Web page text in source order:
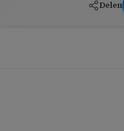
Delen